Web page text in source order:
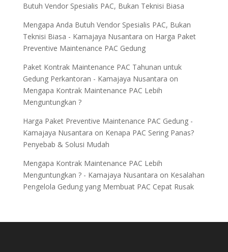
Butuh Vendor Spesialis PAC, Bukan Teknisi Biasa
Mengapa Anda Butuh Vendor Spesialis PAC, Bukan
Teknisi Biasa - Kamajaya Nusantara on Harga Paket
Preventive Maintenance PAC Gedung
Paket Kontrak Maintenance PAC Tahunan untuk
Gedung Perkantoran - Kamajaya Nusantara on
Mengapa Kontrak Maintenance PAC Lebih
Menguntungkan ?
Harga Paket Preventive Maintenance PAC Gedung -
Kamajaya Nusantara on Kenapa PAC Sering Panas?
Penyebab & Solusi Mudah
Mengapa Kontrak Maintenance PAC Lebih
Menguntungkan ? - Kamajaya Nusantara on Kesalahan
Pengelola Gedung yang Membuat PAC Cepat Rusak